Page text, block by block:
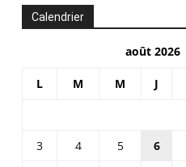
Calendrier
août 2026
L M M J
3
4 5 6